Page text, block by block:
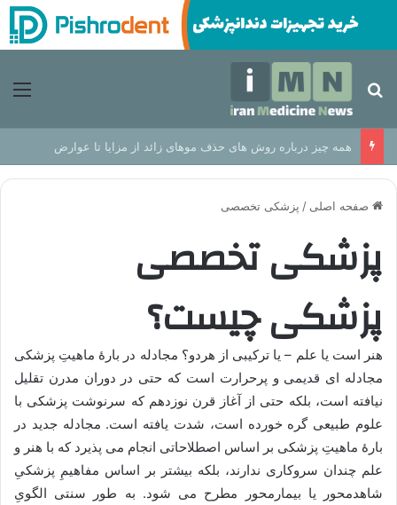
جستجو برای
همه چیز درباره روش های حذف موهای زائد از مزایا تا عوارض
صفحه اصلی / پزشکی تخصصی
پزشکی تخصصی
پزشکی چیست؟
هنر است یا علم – یا ترکیبی از هردو؟ مجادله در بارۀ ماهیتِ پزشکی
مجادله ای قدیمی و پرحرارت است که حتی در دوران مدرن تقلیل
نیافته است، بلکه حتی از آغاز قرن نوزدهم که سرنوشت پزشکی با
علوم طبیعی گره خورده است، شدت یافته است. مجادله جدید در
بارۀ ماهیتِ پزشکی بر اساس اصطلاحاتی انجام می پذیرد که با هنر و
علم چندان سروکاری ندارند، بلکه بیشتر بر اساس مفاهیمِ پزشکیِ
شاهدمحور یا بیمارمحور مطرح می شود. به طور سنتی الگویِ